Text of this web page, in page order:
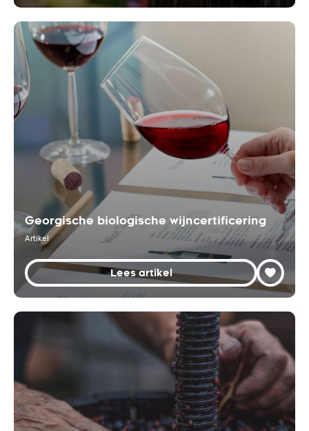
Georgische biologische wijncertificering
Artikel
Lees artikel